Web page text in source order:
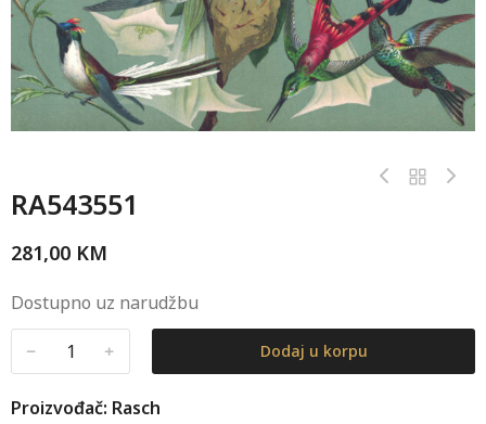
RA543551
281,00 KM
Dostupno uz narudžbu
﹣ ﹢ Dodaj u korpu
Proizvođač: Rasch